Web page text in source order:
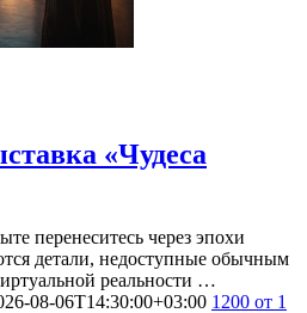
«Чудеса
перенеситесь через эпохи
детали, недоступные обычным
реальности …
08-06T14:30:00+03:00 1200 от 1